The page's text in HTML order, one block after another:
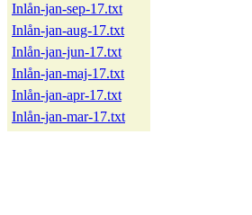
Inlån-jan-sep-17.txt
Inlån-jan-aug-17.txt
Inlån-jan-jun-17.txt
Inlån-jan-maj-17.txt
Inlån-jan-apr-17.txt
Inlån-jan-mar-17.txt